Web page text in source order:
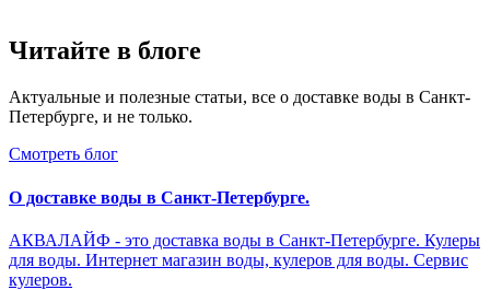
Читайте в блоге
Актуальные и полезные статьи, все о доставке воды в Санкт-
Петербурге, и не только.
Смотреть блог
О доставке воды в Санкт-Петербурге.
АКВАЛАЙФ - это доставка воды в Санкт-Петербурге. Кулеры
для воды. Интернет магазин воды, кулеров для воды. Сервис
кулеров.